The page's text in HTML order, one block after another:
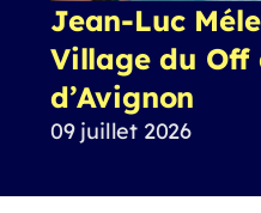
Jean-Luc
Village du Off
d’Avignon
09 juillet 2026